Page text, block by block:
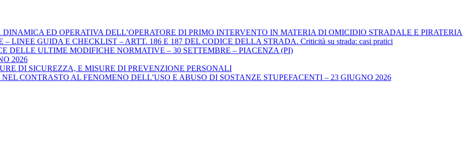
ED OPERATIVA DELL’OPERATORE DI PRIMO INTERVENTO IN MATERIA DI OMICIDIO STRADALE E PIRATERIA
LINEE GUIDA E CHECKLIST – ARTT. 186 E 187 DEL CODICE DELLA STRADA. Criticità su strada: casi pratici
ULTIME MODIFICHE NORMATIVE – 30 SETTEMBRE – PIACENZA (PI)
2026
DI SICUREZZA, E MISURE DI PREVENZIONE PERSONALI
CONTRASTO AL FENOMENO DELL’USO E ABUSO DI SOSTANZE STUPEFACENTI – 23 GIUGNO 2026